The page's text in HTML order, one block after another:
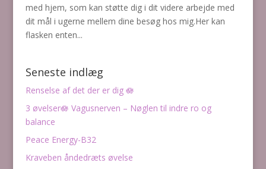
med hjem, som kan støtte dig i dit videre arbejde med
dit mål i ugerne mellem dine besøg hos mig.Her kan
flasken enten...
Seneste indlæg
Renselse af det der er dig 🪷
3 øvelser🪷 Vagusnerven – Nøglen til indre ro og
balance
Peace Energy-B32
Kraveben åndedræts øvelse